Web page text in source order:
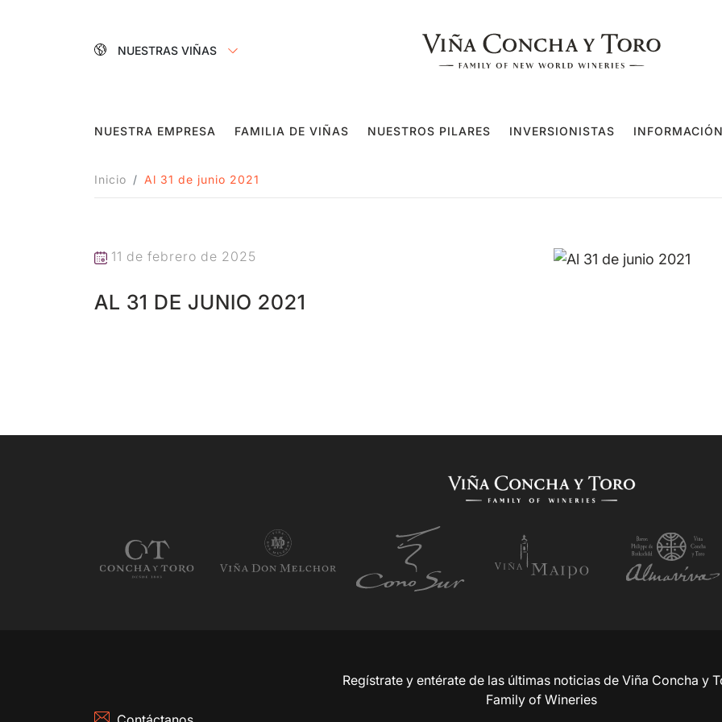
NUESTRAS VIÑAS
NUESTRA EMPRESA FAMILIA DE VIÑAS NUESTROS PILARES INVERSIONISTAS
Inicio Al 31 de junio 2021
11 de febrero de 2025
AL 31 DE JUNIO 2021
Regístrate y entérate de las últimas noticias de Viña Concha y
Family of Wineries